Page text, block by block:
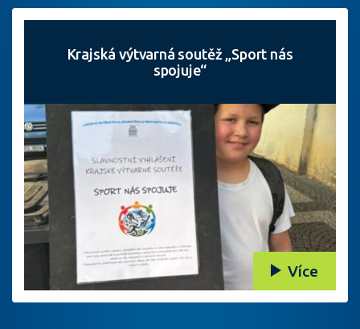
Krajská výtvarná soutěž „Sport nás
spojuje“
Více